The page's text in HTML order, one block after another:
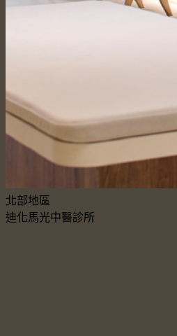
北部地區
迪化馬光中醫診所